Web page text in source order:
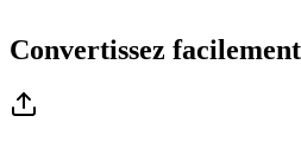
Convertissez